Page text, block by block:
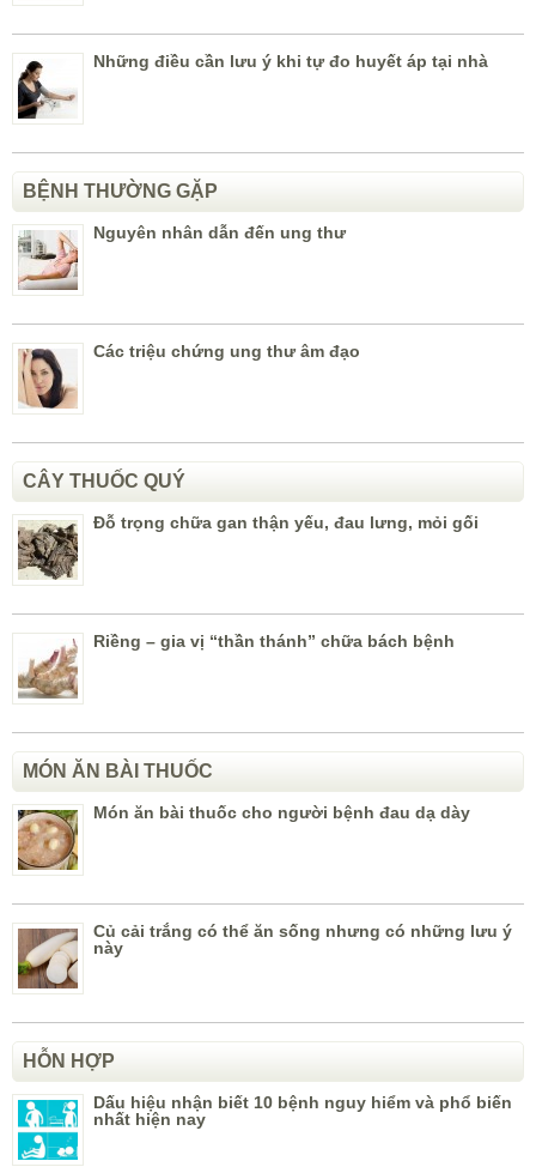
Những điều cần lưu ý khi tự đo huyết áp tại nhà
BỆNH THƯỜNG GẶP
Nguyên nhân dẫn đến ung thư
Các triệu chứng ung thư âm đạo
CÂY THUỐC QUÝ
Đỗ trọng chữa gan thận yếu, đau lưng, mỏi gối
Riềng – gia vị “thần thánh” chữa bách bệnh
MÓN ĂN BÀI THUỐC
Món ăn bài thuốc cho người bệnh đau dạ dày
Củ cải trắng có thể ăn sống nhưng có những lưu ý
này
HỖN HỢP
Dấu hiệu nhận biết 10 bệnh nguy hiểm và phổ biến
nhất hiện nay